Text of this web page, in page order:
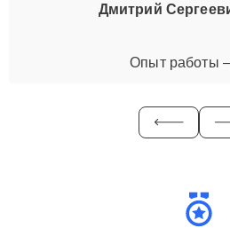
Дмитрий
Опыт работы